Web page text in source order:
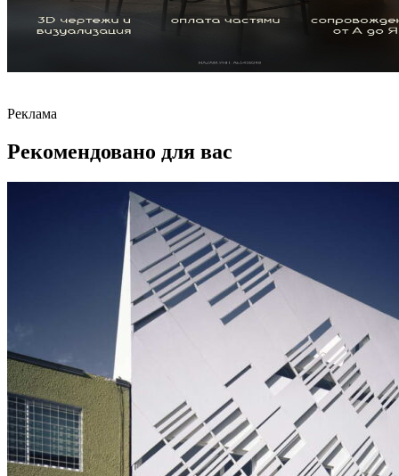
Реклама
Рекомендовано для вас